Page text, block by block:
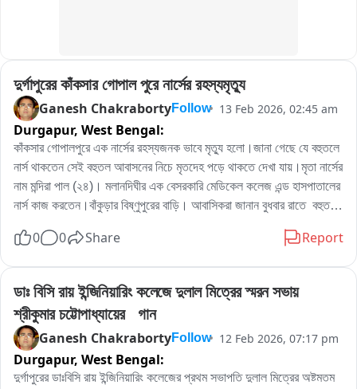
দুর্গাপুরের কাঁকসার গোপাল পুরে নার্সের রহস্যমৃত্যু
Ganesh ChakrabortyFollow 13 Feb 2026, 02:45 am
Durgapur, West Bengal:
কাঁকসার গোপালপুরে এক নার্সের রহস্যজনক ভাবে মৃত্যু হলো।জানা গেছে যে বহুতলে
নার্স থাকতেন সেই বহুতল আবাসনের নিচে মৃতদেহ পড়ে থাকতে দেখা যায়।মৃতা নার্সের
নাম মন্দিরা পাল (২৪)। মলানদিঘীর এক বেসরকারি মেডিকেল কলেজ এন্ড হাসপাতালের
নার্স কাজ করতেন।বাঁকুড়ার বিষ্ণুপুরের বাড়ি। আবাসিকরা জানান বুধবার রাতে  বহুতল
পিছনে অন্যরহস্য রয়েছে পুলিশ গোটা ঘটনার তদন্ত শুরু করেছে।মৃতদেহ উদ্ধার
0 0 Share Report
ডাঃ বিসি রায় ইন্জিনিয়ারিং কলেজে দুলাল মিত্রের স্মরন সভায়
শ্রীকুমার চট্টোপাধ্যায়ের   গান
Ganesh ChakrabortyFollow 12 Feb 2026, 07:17 pm
Durgapur, West Bengal:
দুর্গাপুরের ডাঃবিসি রায় ইন্জিনিয়ারিং কলেজের প্রথম সভাপতি দুলাল মিত্রের অষ্টমতম